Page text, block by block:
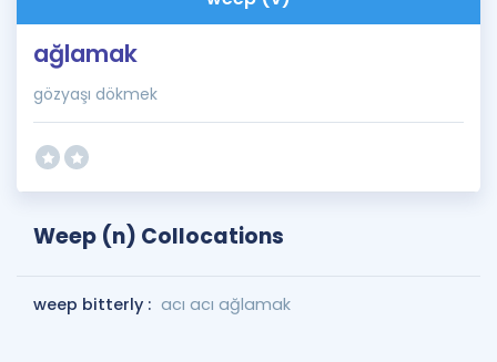
Blog
İngilizce Gramer
ağlamak
gözyaşı dökmek
Weep (n) Collocations
weep bitterly : acı acı ağlamak